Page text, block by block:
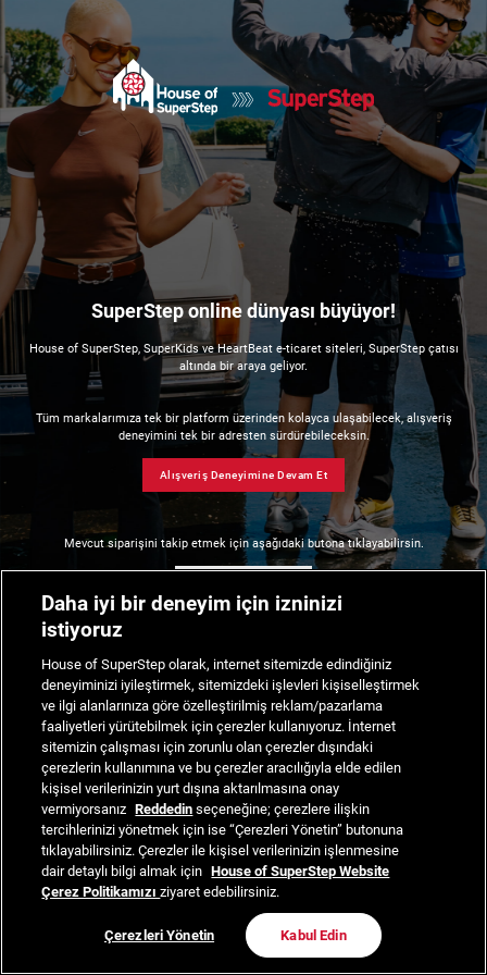
SuperStep online dünyası büyüyor!
House of SuperStep, SuperKids ve HeartBeat e-ticaret siteleri, SuperStep çatısı
altında bir araya geliyor.
Tüm markalarımıza tek bir platform üzerinden kolayca ulaşabilecek, alışveriş
deneyimini tek bir adresten sürdürebileceksin.
Alışveriş Deneyimine Devam Et
Mevcut siparişini takip etmek için aşağıdaki butona tıklayabilirsin.
Daha iyi bir deneyim için izninizi
istiyoruz
House of SuperStep olarak, internet sitemizde edindiğiniz
deneyiminizi iyileştirmek, sitemizdeki işlevleri kişiselleştirmek
ve ilgi alanlarınıza göre özelleştirilmiş reklam/pazarlama
faaliyetleri yürütebilmek için çerezler kullanıyoruz. İnternet
sitemizin çalışması için zorunlu olan çerezler dışındaki
çerezlerin kullanımına ve bu çerezler aracılığıyla elde edilen
kişisel verilerinizin yurt dışına aktarılmasına onay
vermiyorsanız Reddedin seçeneğine; çerezlere ilişkin
tercihlerinizi yönetmek için ise “Çerezleri Yönetin” butonuna
tıklayabilirsiniz. Çerezler ile kişisel verilerinizin işlenmesine
dair detaylı bilgi almak için House of SuperStep Website
Çerez Politikamızıziyaret edebilirsiniz.
Çerezleri Yönetin Kabul Edin